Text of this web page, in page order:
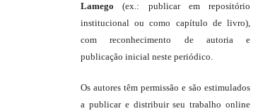
Lamego (ex.: publicar em repositório
institucional ou como capítulo de livro),
com reconhecimento de autoria e
publicação inicial neste periódico.
Os autores têm permissão e são estimulados
a publicar e distribuir seu trabalho online